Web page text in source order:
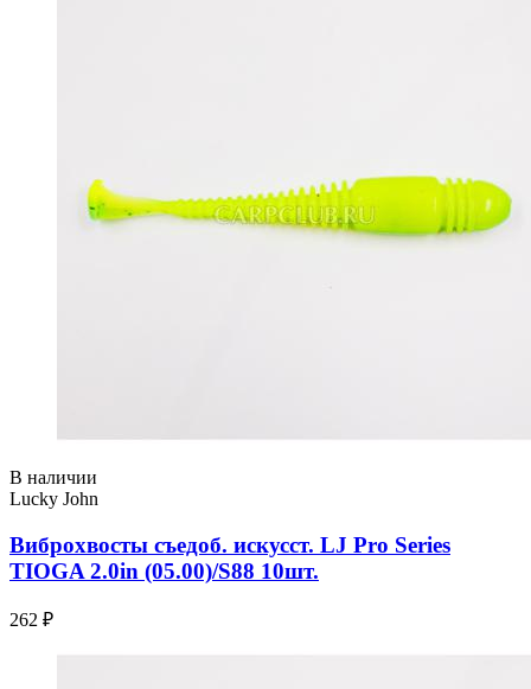
В наличии
Lucky John
Виброхвосты съедоб. искусст. LJ Pro Series
TIOGA 2.0in (05.00)/S88 10шт.
262 ₽